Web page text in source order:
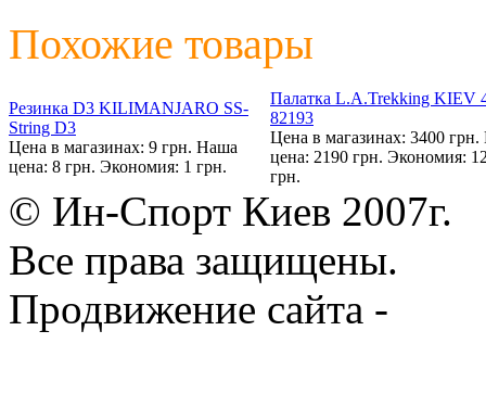
Похожие товары
Резинка D3 KILIMANJARO SS-
String D3
Цена в магазинах: 9 грн. Наша
цена: 8 грн. Экономия: 1 грн.
Палатка L.A.Trekking KIEV
82193
Цена в магазинах: 3400 грн.
цена: 2190 грн. Экономия:
грн.
© Ин-Спорт Киев 2007г.
Все права защищены.
Продвижение сайта -